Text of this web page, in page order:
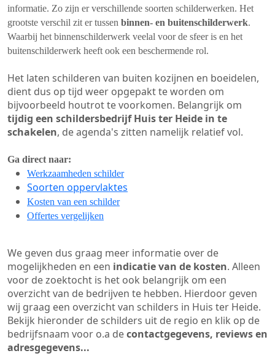
informatie. Zo zijn er verschillende soorten schilderwerken. Het
grootste verschil zit er tussen binnen- en buitenschilderwerk.
Waarbij het binnenschilderwerk veelal voor de sfeer is en het
buitenschilderwerk heeft ook een beschermende rol.
Het laten schilderen van buiten kozijnen en boeidelen,
dient dus op tijd weer opgepakt te worden om
bijvoorbeeld houtrot te voorkomen. Belangrijk om
tijdig een schildersbedrijf Huis ter Heide in te
schakelen, de agenda's zitten namelijk relatief vol.
Ga direct naar:
Werkzaamheden schilder
Soorten oppervlaktes
Kosten van een schilder
Offertes vergelijken
We geven dus graag meer informatie over de
mogelijkheden en een indicatie van de kosten. Alleen
voor de zoektocht is het ook belangrijk om een
overzicht van de bedrijven te hebben. Hierdoor geven
wij graag een overzicht van schilders in Huis ter Heide.
Bekijk hieronder de schilders uit de regio en klik op de
bedrijfsnaam voor o.a decontactgegevens, reviews en
adresgegevens...